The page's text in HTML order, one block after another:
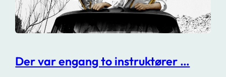
Der var engang to instruktører …